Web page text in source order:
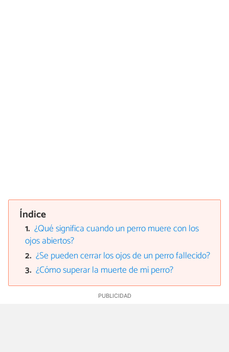
Índice
¿Qué significa cuando un perro muere con los
ojos abiertos?
¿Se pueden cerrar los ojos de un perro fallecido?
¿Cómo superar la muerte de mi perro?